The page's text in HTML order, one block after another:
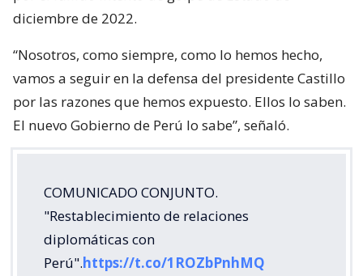
diciembre de 2022.
“Nosotros, como siempre, como lo hemos hecho,
vamos a seguir en la defensa del presidente Castillo
por las razones que hemos expuesto. Ellos lo saben.
El nuevo Gobierno de Perú lo sabe”, señaló.
COMUNICADO CONJUNTO.
"Restablecimiento de relaciones
diplomáticas con
Perú".https://t.co/1ROZbPnhMQ